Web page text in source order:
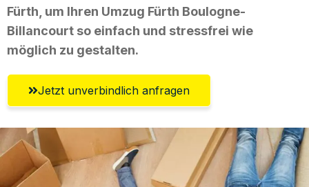
Fürth, um Ihren Umzug Fürth Boulogne-
Billancourt so einfach und stressfrei wie
möglich zu gestalten.
Jetzt unverbindlich anfragen